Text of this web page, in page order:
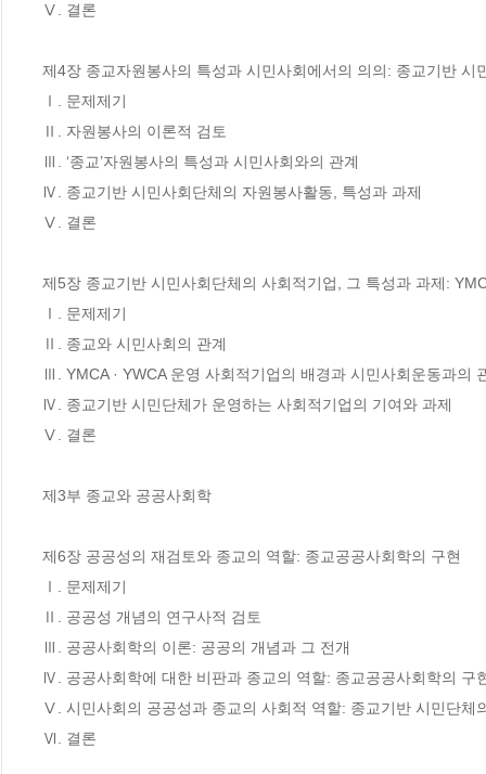
Ⅴ. 결론
제4장 종교자원봉사의 특성과 시민사회에서의 의의: 종교기반 시
Ⅰ. 문제제기
Ⅱ. 자원봉사의 이론적 검토
Ⅲ. ‘종교’자원봉사의 특성과 시민사회와의 관계
Ⅳ. 종교기반 시민사회단체의 자원봉사활동, 특성과 과제
Ⅴ. 결론
제5장 종교기반 시민사회단체의 사회적기업, 그 특성과 과제:
Ⅰ. 문제제기
Ⅱ. 종교와 시민사회의 관계
Ⅲ. YMCA · YWCA 운영 사회적기업의 배경과 시민사회운동과의
Ⅳ. 종교기반 시민단체가 운영하는 사회적기업의 기여와 과제
Ⅴ. 결론
제3부 종교와 공공사회학
제6장 공공성의 재검토와 종교의 역할: 종교공공사회학의 구현
Ⅰ. 문제제기
Ⅱ. 공공성 개념의 연구사적 검토
Ⅲ. 공공사회학의 이론: 공공의 개념과 그 전개
Ⅳ. 공공사회학에 대한 비판과 종교의 역할: 종교공공사회학의 구
Ⅴ. 시민사회의 공공성과 종교의 사회적 역할: 종교기반 시민단체
Ⅵ. 결론